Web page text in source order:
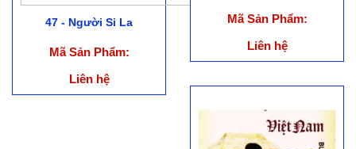
47 - Người Si La
Mã Sản Phẩm:
Liên hệ
Mã Sản Phẩm:
Liên hệ